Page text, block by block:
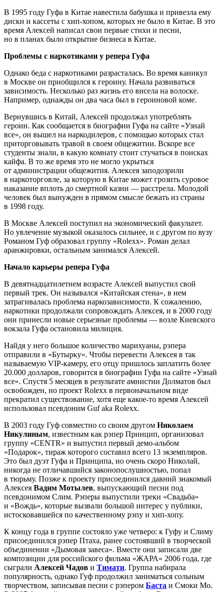
В 1995 году Гуфа в Китае навестила бабушка и привезла ему
диски и кассеты с хип-хопом, которых не было в Китае. В это
время Алексей написал свои первые стихи и песни,
но в планах было открытие бизнеса в Китае.
Проблемы с наркотиками у репера Гуфа
Однако беда с наркотиками разрасталась. Во время каникул
в Москве он приобщился к героину. Начала развиваться
зависимость. Несколько раз жизнь его висела на волоске.
Например, однажды он два часа был в героиновой коме.
Вернувшись в Китай, Алексей продолжал употреблять
героин. Как сообщается в биографии Гуфа на сайте «Узнай
все», он вышел на наркодилеров, с помощью которых стал
приторговывать травой в своем общежитии. Вскоре все
студенты знали, в какую комнату стоит стучаться в поисках
кайфа. В то же время это не могло укрыться
от администрации общежития. Алексея заподозрили
в наркоторговле, за которую в Китае может грозить суровое
наказание вплоть до смертной казни — расстрела. Молодой
человек был вынужден в прямом смысле бежать из страны
в 1998 году.
В Москве Алексей поступил на экономический факультет.
Но увлечение музыкой оказалось сильнее, и с другом по вузу
Романом Гуф образовал группу «Rolexx». Роман делал
аранжировки, остальным занимался Алексей.
Начало карьеры репера Гуфа
В девятнадцатилетнем возрасте Алексей выпустил свой
первый трек. Он назывался «Китайская стена», в нем
затрагивалась проблема наркозависимости. К сожалению,
наркотики продолжали сопровождать Алексея, и в 2000 году
они принесли новые серьезные проблемы — возле Киевского
вокзала Гуфа остановила милиция.
Найдя у него большое количество марихуаны, рэпера
отправили в «Бутырку». Чтобы перевести Алексея в так
называемую VIP-камеру, его отцу пришлось заплатить более
20.000 долларов, говорится в биографии Гуфа на сайте «Узнай
все». Спустя 5 месяцев в результате амнистии Долматов был
освобожден, но проект Rolexx в первоначальном виде
прекратил существование, хотя еще какое-то время Алексей
использовал псевдоним Guf aka Rolexx.
В 2003 году Гуф совместно со своим другом Николаем
Никулиным, известным как рэпер Принцип, организовал
группу «CENTR» и выпустил первый демо-альбом
«Подарок», тираж которого составил всего 13 экземпляров.
Это был дуэт Гуфа и Принципа, но очень скоро Николай,
никогда не отличавшийся законопослушностью, попал
в тюрьму. Позже к проекту присоединился давний знакомый
Алексея Вадим Мотылев, выпускающий песни под
псевдонимом Слим. Рэперы выпустили треки «Свадьба»
и «Вождь», которые вызвали большой интерес у публики,
истосковавшейся по качественному рэпу и хип-хопу.
К концу года в группе состояло уже четверо: к Гуфу и Слиму
присоединился рэпер Птаха, ранее состоявший в творческой
объединении «Дымовая завеса». Вместе они записали две
композиции для российского фильма «ЖАРА» 2006 года, где
сыграли Алексей Чадов и Тимати. Группа набирала
популярность, однако Гуф продолжил заниматься сольным
творчеством, записывая песни с рэпером Баста и Смоки Мо.